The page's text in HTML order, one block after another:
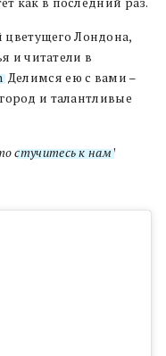
Лондона,
и читатели в
. Делимся ею с вами –
и талантливые
стучитесь к нам!